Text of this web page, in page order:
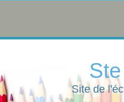
Site de